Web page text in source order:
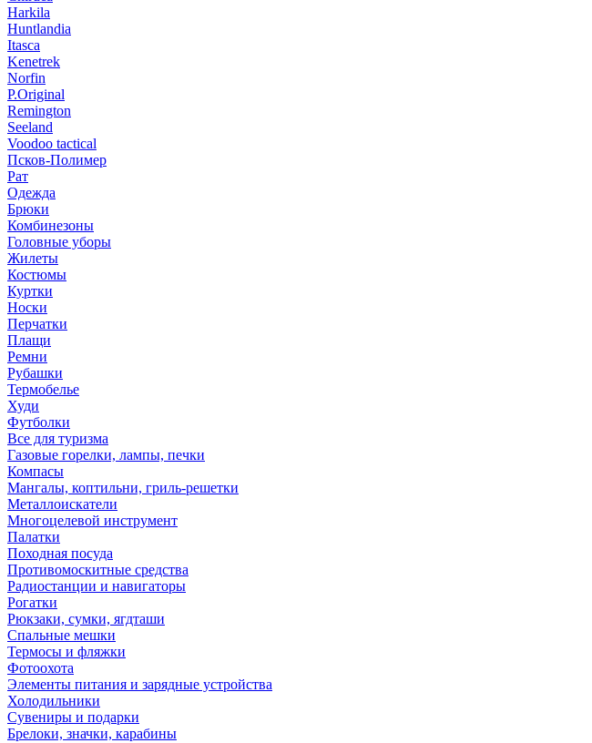
Harkila
Huntlandia
Itasca
Kenetrek
Norfin
P.Original
Remington
Seeland
Voodoo tactical
Псков-Полимер
Рат
Одежда
Брюки
Комбинезоны
Головные уборы
Жилеты
Костюмы
Куртки
Носки
Перчатки
Плащи
Ремни
Рубашки
Термобелье
Худи
Футболки
Все для туризма
Газовые горелки, лампы, печки
Компасы
Мангалы, коптильни, гриль-решетки
Металлоискатели
Многоцелевой инструмент
Палатки
Походная посуда
Противомоскитные средства
Радиостанции и навигаторы
Рогатки
Рюкзаки, сумки, ягдташи
Спальные мешки
Термосы и фляжки
Фотоохота
Элементы питания и зарядные устройства
Холодильники
Сувениры и подарки
Брелоки, значки, карабины